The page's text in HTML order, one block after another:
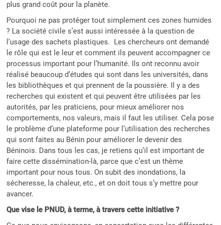
plus grand coût pour la planète.
Pourquoi ne pas protéger tout simplement ces zones humides
? La société civile s’est aussi intéressée à la question de
l’usage des sachets plastiques. Les chercheurs ont demandé
le rôle qui est le leur et comment ils peuvent accompagner ce
processus important pour l’humanité. Ils ont reconnu avoir
réalisé beaucoup d’études qui sont dans les universités, dans
les bibliothèques et qui prennent de la poussière. Il y a des
recherches qui existent et qui peuvent être utilisées par les
autorités, par les praticiens, pour mieux améliorer nos
comportements, nos valeurs, mais il faut les utiliser. Cela pose
le problème d’une plateforme pour l’utilisation des recherches
qui sont faites au Bénin pour améliorer le devenir des
Béninois. Dans tous les cas, je retiens qu’il est important de
faire cette dissémination-là, parce que c’est un thème
important pour nous tous. On subit des inondations, la
sécheresse, la chaleur, etc., et on doit tous s’y mettre pour
avancer.
Que vise le PNUD, à terme, à travers cette initiative ?